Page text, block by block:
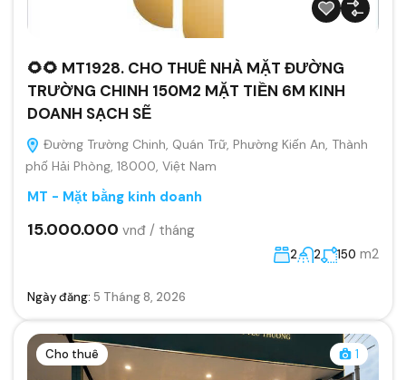
🌻🌻 MT1928. CHO THUÊ NHÀ MẶT ĐƯỜNG
TRƯỜNG CHINH 150M2 MẶT TIỀN 6M KINH
DOANH SẠCH SẼ
Đường Trường Chinh, Quán Trữ, Phường Kiến An, Thành
phố Hải Phòng, 18000, Việt Nam
MT - Mặt bằng kinh doanh
15.000.000 vnđ / tháng
2 2 150 m2
Ngày đăng: 5 Tháng 8, 2026
Cho thuê 1